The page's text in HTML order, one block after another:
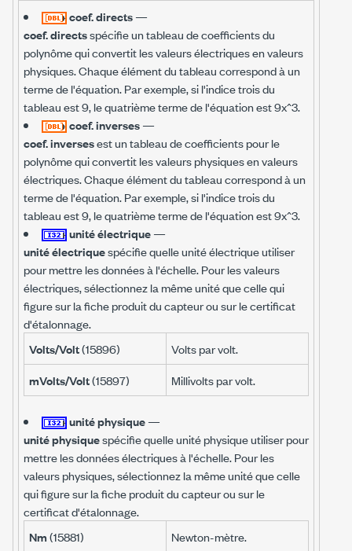
coef. directs—
coef. directsspécifie un tableau de coefficients du
polynôme qui convertit les valeurs électriques en valeurs
physiques. Chaque élément du tableau correspond à un
terme de l'équation. Par exemple, si l'indice trois du
tableau est 9, le quatrième terme de l'équation est 9x^3.
coef. inverses—
coef. inversesest un tableau de coefficients pour le
polynôme qui convertit les valeurs physiques en valeurs
électriques. Chaque élément du tableau correspond à un
terme de l'équation. Par exemple, si l'indice trois du
tableau est 9, le quatrième terme de l'équation est 9x^3.
unité électrique—
unité électriquespécifie quelle unité électrique utiliser
pour mettre les données à l'échelle. Pour les valeurs
électriques, sélectionnez la même unité que celle qui
figure sur la fiche produit du capteur ou sur le certificat
d'étalonnage.
Volts/Volt(15896)
Volts par volt.
mVolts/Volt(15897) Millivolts par volt.
unité physique—
unité physiquespécifie quelle unité physique utiliser pour
mettre les données électriques à l'échelle. Pour les
valeurs physiques, sélectionnez la même unité que celle
qui figure sur la fiche produit du capteur ou sur le
certificat d'étalonnage.
Nm(15881) Newton-mètre.